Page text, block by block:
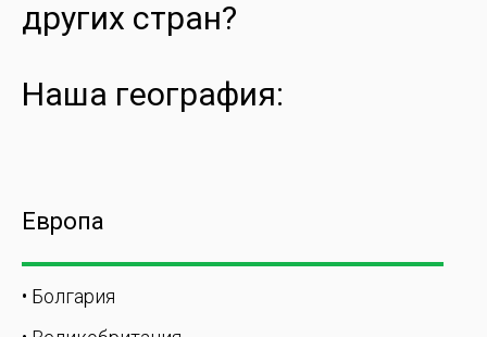
других стран?
Наша география:
Европа
• Болгария